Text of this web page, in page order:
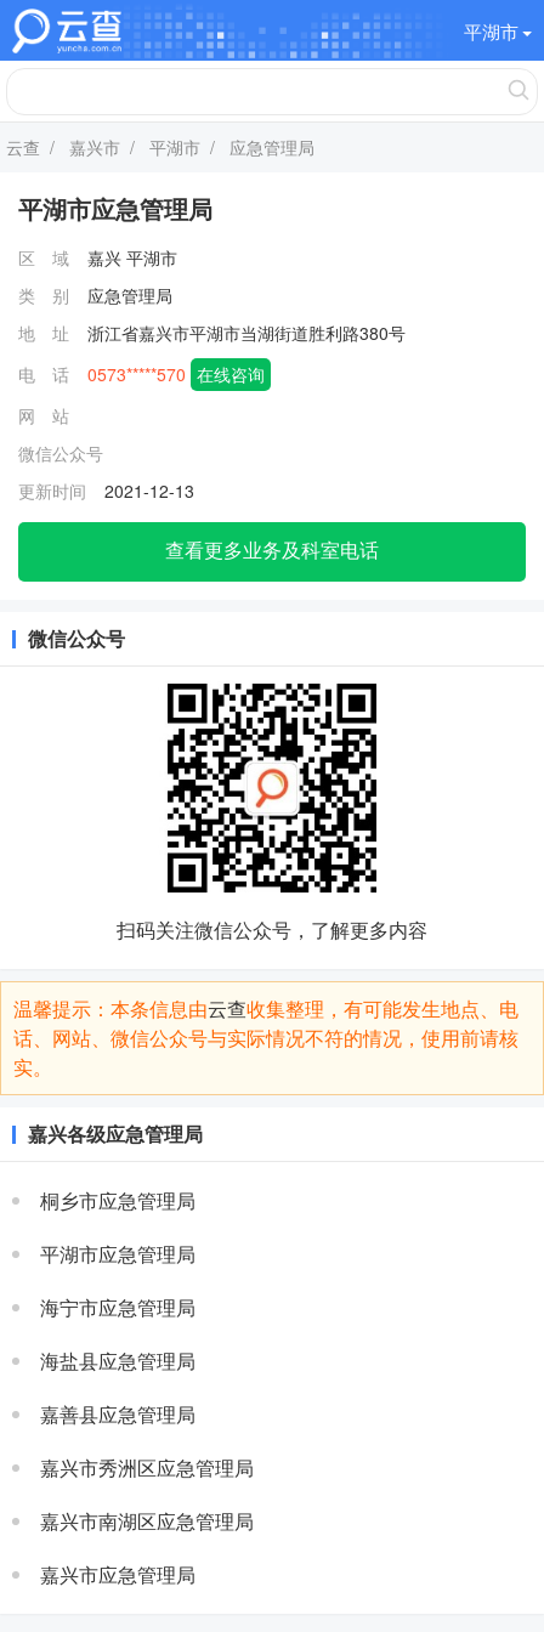
平湖市
云查 / 嘉兴市 / 平湖市 / 应急管理局
平湖市应急管理局
区 域 嘉兴 平湖市
类 别
应急管理局
地 址
浙江省嘉兴市平湖市当湖街道胜利路380号
电 话
0573*****570 在线咨询
网 站
微信公众号
更新时间
2021-12-13
查看更多业务及科室电话
微信公众号
扫码关注微信公众号，了解更多内容
温馨提示：本条信息由云查收集整理，有可能发生地点、电
话、网站、微信公众号与实际情况不符的情况，使用前请核
实。
嘉兴各级应急管理局
桐乡市应急管理局
平湖市应急管理局
海宁市应急管理局
海盐县应急管理局
嘉善县应急管理局
嘉兴市秀洲区应急管理局
嘉兴市南湖区应急管理局
嘉兴市应急管理局